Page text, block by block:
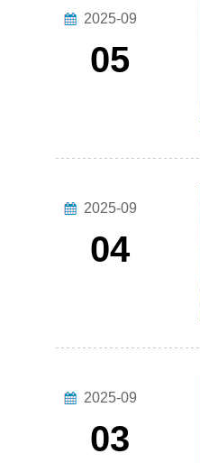
2025-09
05
2025-09
04
2025-09
03